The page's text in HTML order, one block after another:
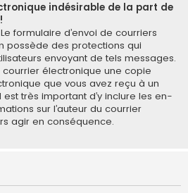
indésirable de la part de
formulaire d’envoi de courriers
possède des protections qui
envoyant de tels messages.
électronique une copie
que vous avez reçu à un
très important d’y inclure les en-
sur l’auteur du courrier
agir en conséquence.